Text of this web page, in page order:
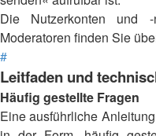
Die Nutzerkonten und
Moderatoren finden Sie
#
Leitfaden und
Häufig gestellte Fragen
Eine ausführliche